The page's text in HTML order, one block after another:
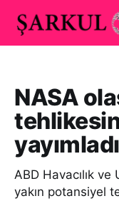
NASA
yayımladı
ABD Havacılık
yakın potansiyel